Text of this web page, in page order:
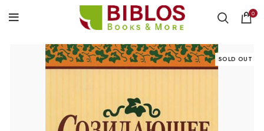
0
SOLD OUT